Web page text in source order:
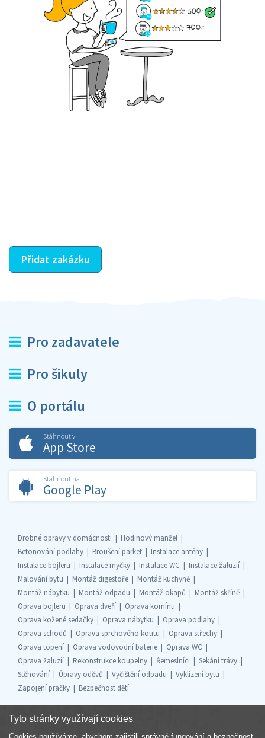
Přidat zakázku
Pro zadavatele
Pro šikuly
O portálu
Stáhnout v
App Store
Stáhnout na
Google Play
Drobné opravy v domácnosti
Hodinový manžel
Betonování podlahy
Broušení parket
Instalace antény
Instalace bojleru
Instalace myčky Instalace WC
Instalace žaluzií
Malování bytu
Montáž digestoře
Montáž kuchyně
Montáž nábytku
Montáž odpadu Montáž okapů
Montáž skříně
Oprava bojleru
Oprava dveří
Oprava komínu
Oprava kožené sedačky
Oprava nábytku
Oprava podlahy
Oprava schodů
Oprava sprchového koutu
Oprava střechy
Oprava topení
Oprava vodovodní baterie
Oprava WC
Oprava žaluzií
Rekonstrukce koupelny Řemeslníci
Sekání trávy
Stěhování
Úpravy oděvů Vyčištění odpadu
Vyklízení bytu
Zapojení pračky
Bezpečnost dětí
Tyto stránky využívají cookies